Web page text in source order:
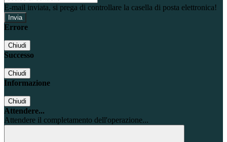
E-mail inviata, si prega di controllare la casella di posta elettronica!
Errore
Chiudi
Successo
Chiudi
Informazione
Chiudi
Attendere...
Attendere il completamento dell'operazione...